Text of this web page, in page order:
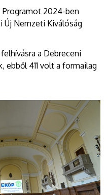
2024-ben
Új Nemzeti Kiválóság
a Debreceni
ebből 411 volt a formailag